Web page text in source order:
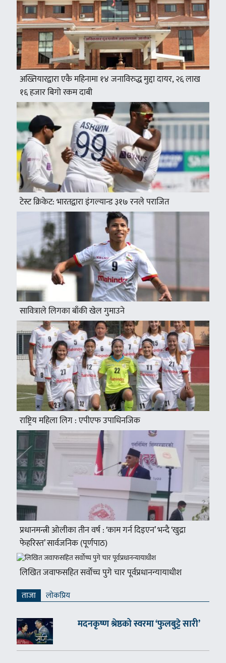
अख्तियारद्वारा एकै महिनामा १४ जनाविरुद्ध मुद्दा दायर, २६ लाख
१६ हजार बिगो रकम दाबी
टेस्ट क्रिकेट: भारतद्वारा इंगल्यान्ड ३१७ रनले पराजित
सावित्राले लिगका बाँकी खेल गुमाउने
राष्ट्रिय महिला लिग : एपीएफ उपाधिनजिक
प्रधानमन्त्री ओलीका तीन वर्ष : ‘काम गर्न दिइएन’ भन्दै ‘खुद्रा
फेहरिस्त’ सार्वजनिक (पूर्णपाठ)
लिखित जवाफसहित सर्वोच्च पुगे चार पूर्वप्रधानन्यायाधीश
ताजा लाेकप्रिय
मदनकृष्ण श्रेष्ठको स्वरमा ‘फुलबुट्टे सारी’